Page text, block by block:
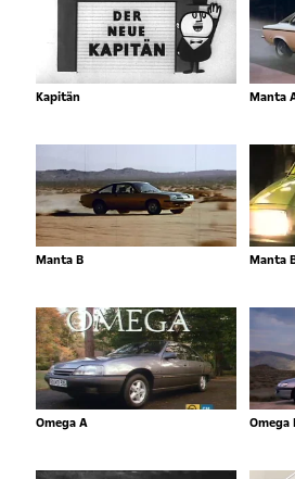
Kapitän Manta
Manta B Manta
Omega A Omega